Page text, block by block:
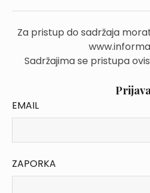
Za pristup do sadržaja
Sadržajima se pristupa
EMAIL
ZAPORKA